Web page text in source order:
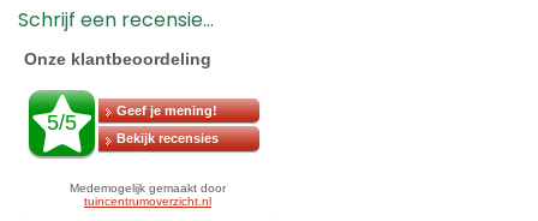
Schrijf een recensie...